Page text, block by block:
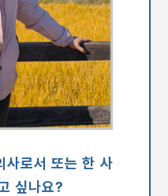
로서 또는 한 사
싶나요?